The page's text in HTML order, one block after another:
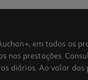
em todos os
nas prestações.
Ao valor